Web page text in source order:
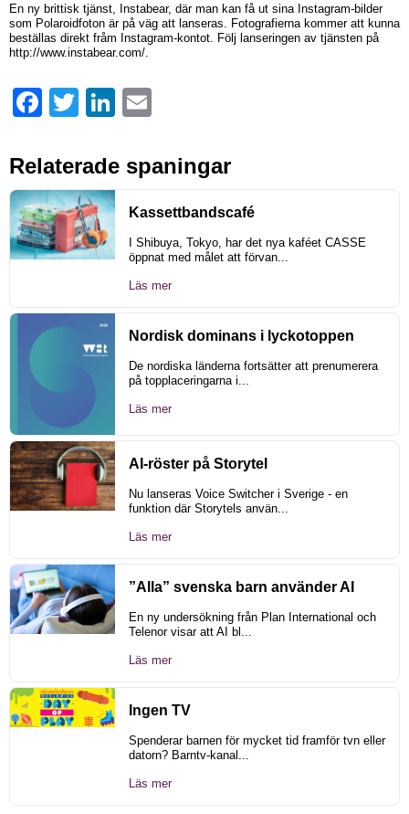
En ny brittisk tjänst, Instabear, där man kan få ut sina Instagram-bilder
som Polaroidfoton är på väg att lanseras. Fotografierna kommer att kunna
beställas direkt fråm Instagram-kontot. Följ lanseringen av tjänsten på
http://www.instabear.com/.
FacebookTwitter LinkedIn
Relaterade spaningar
Kassettbandscafé
I Shibuya, Tokyo, har det nya kaféet CASSE
öppnat med målet att förvan...
Läs mer
Nordisk dominans i lyckotoppen
De nordiska länderna fortsätter att prenumerera
på topplaceringarna i...
Läs mer
AI-röster på Storytel
Nu lanseras Voice Switcher i Sverige - en
funktion där Storytels använ...
Läs mer
”Alla” svenska barn använder AI
En ny undersökning från Plan International och
Telenor visar att AI bl...
Läs mer
Ingen TV
Spenderar barnen för mycket tid framför tvn eller
datorn? Barntv-kanal...
Läs mer